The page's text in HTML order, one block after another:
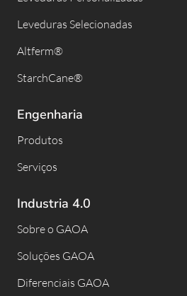
Leveduras Selecionadas
Altferm®
StarchCane®
Engenharia
Produtos
Serviços
Industria 4.0
Sobre o GAOA
Soluções GAOA
Diferenciais GAOA